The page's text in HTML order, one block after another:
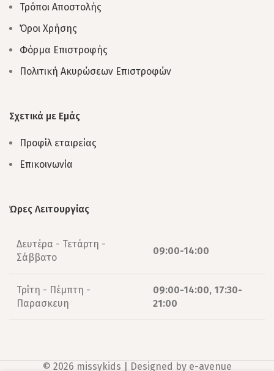
Τρόποι Αποστολής
Όροι Χρήσης
Φόρμα Επιστροφής
Πολιτική Ακυρώσεων Επιστροφών
Σχετικά με Εμάς
Προφίλ εταιρείας
Επικοινωνία
Ώρες Λειτουργίας
Δευτέρα - Τετάρτη -
Σάββατο
09:00-14:00
Τρίτη - Πέμπτη -
Παρασκευη
09:00-14:00, 17:30-
21:00
© 2026 missykids | Designed by e-avenue